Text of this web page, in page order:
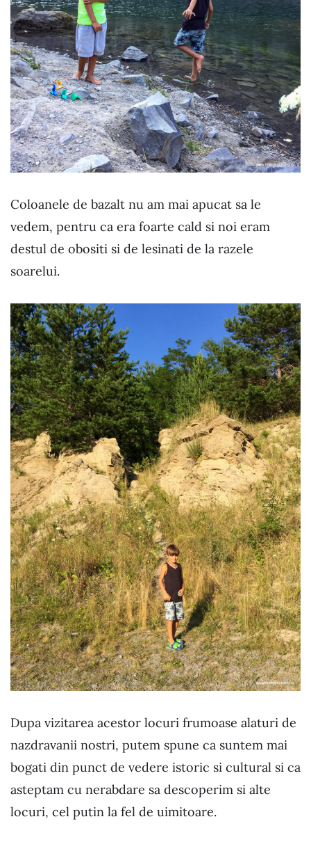
Coloanele de bazalt nu am mai apucat sa le
vedem, pentru ca era foarte cald si noi eram
destul de obositi si de lesinati de la razele
soarelui.
Dupa vizitarea acestor locuri frumoase alaturi de
nazdravanii nostri, putem spune ca suntem mai
bogati din punct de vedere istoric si cultural si ca
asteptam cu nerabdare sa descoperim si alte
locuri, cel putin la fel de uimitoare.